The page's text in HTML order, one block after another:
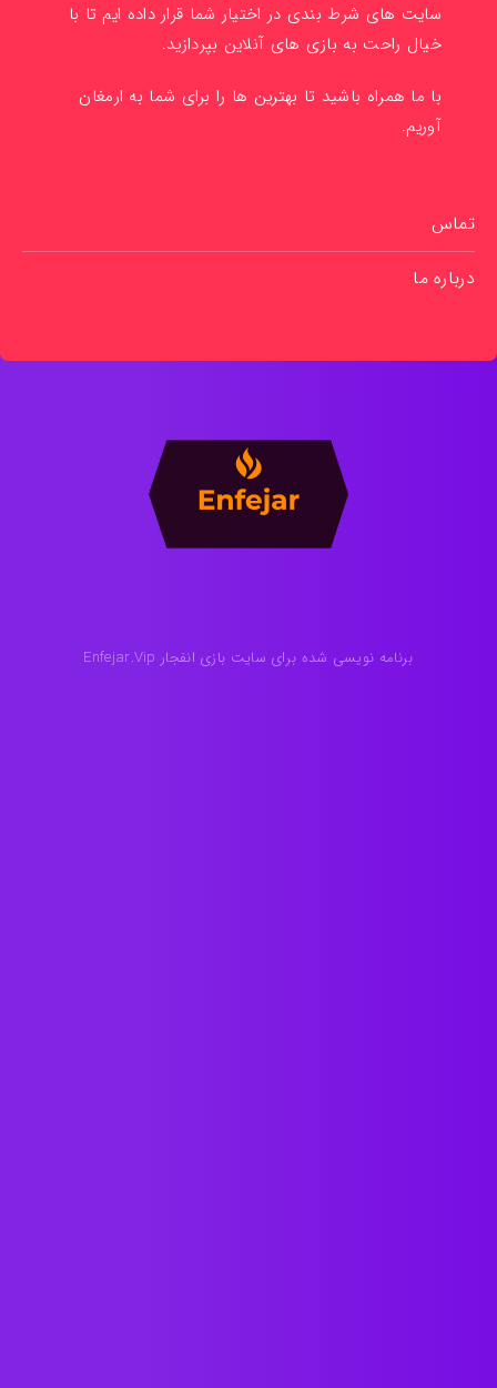
سایت های شرط بندی در اختیار شما قرار داده ایم تا با
خیال راحت به بازی های آنلاین بپردازید.
با ما همراه باشید تا بهترین ها را برای شما به ارمغان
آوریم.
تماس
درباره ما
برنامه نویسی شده برای سایت بازی انفجار Enfejar.Vip